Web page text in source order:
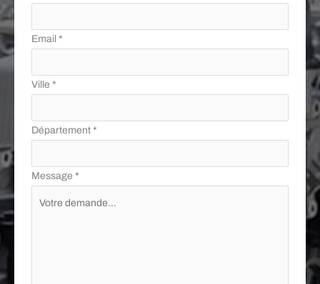
Email *
Ville *
Département *
Message *